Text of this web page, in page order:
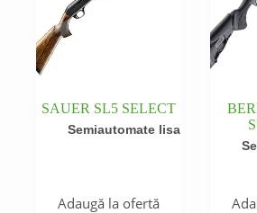
SAUER SL5 SELECT
Semiautomate lisa
Adaugă la ofertă